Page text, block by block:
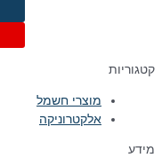
קטגוריות
מוצרי חשמל
אלקטרוניקה
מידע